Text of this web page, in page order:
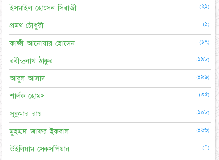
ইসমাইল হোসেন সিরাজী (২১)
প্রমথ চৌধুরী (১)
কাজী আনোয়ার হোসেন (১৭)
রবীন্দ্রনাথ ঠাকুর (১৯৮)
আবুল আসাদ (৪৯৯)
শার্লক হোমস (৩৫)
সুকুমার রায় (১০৮)
মুহম্মদ জাফর ইকবাল (৪৬৬)
উইলিয়াম সেকসপিয়ার (৭)